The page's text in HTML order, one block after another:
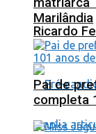
Ricardo
Marilândia
Pai de
completa